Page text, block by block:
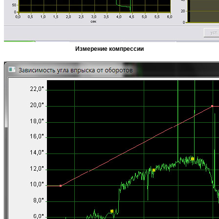
Измерение компрессии